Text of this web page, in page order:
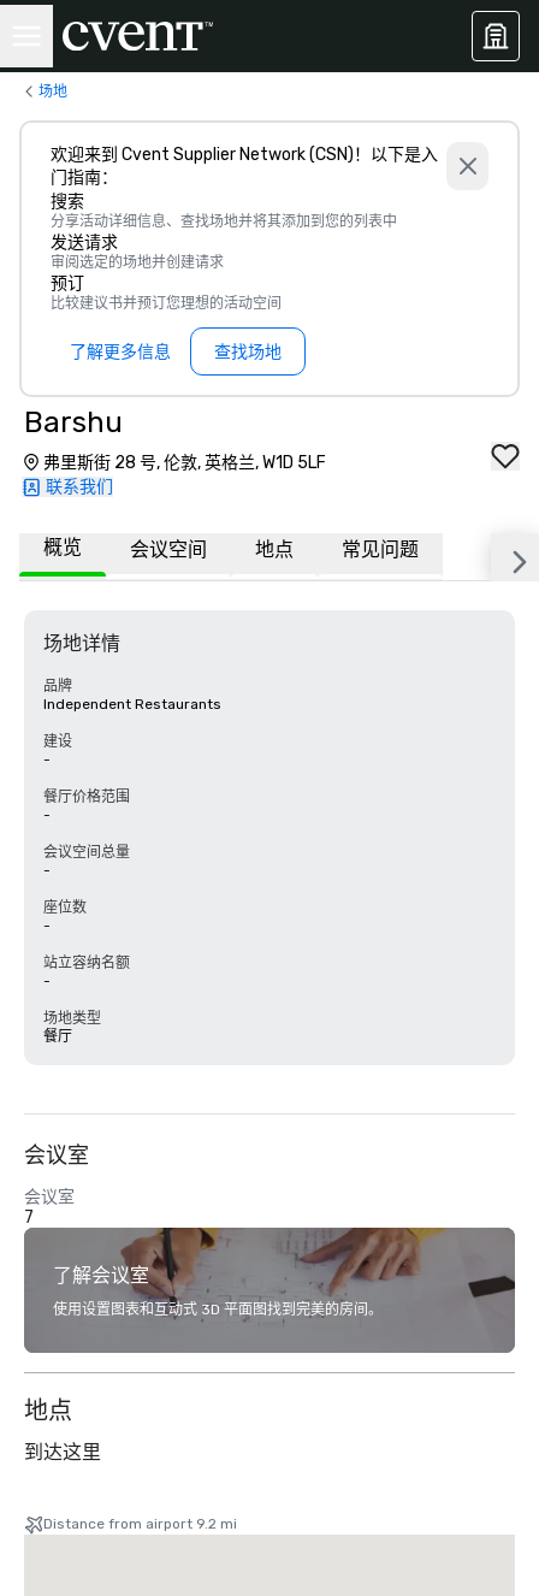
场地
欢迎来到 Cvent Supplier Network (CSN)！以下是入
门指南：
搜索
分享活动详细信息、查找场地并将其添加到您的列表中
发送请求
审阅选定的场地并创建请求
预订
比较建议书并预订您理想的活动空间
了解更多信息 查找场地
Barshu
弗里斯街 28 号, 伦敦, 英格兰, W1D 5LF
联系我们
概览 会议空间 地点 常见问题
场地详情
品牌
Independent Restaurants
建设
-
餐厅价格范围
-
会议空间总量
-
座位数
-
站立容纳名额
-
场地类型
餐厅
会议室
会议室
7
了解会议室
使用设置图表和互动式 3D 平面图找到完美的房间。
地点
到达这里
Distance from airport 9.2 mi